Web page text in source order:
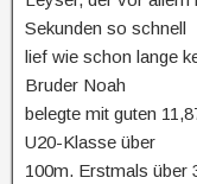
Sekunden so schnell
lief wie schon lange
Bruder Noah
belegte mit guten
U20-Klasse über
100m. Erstmals über